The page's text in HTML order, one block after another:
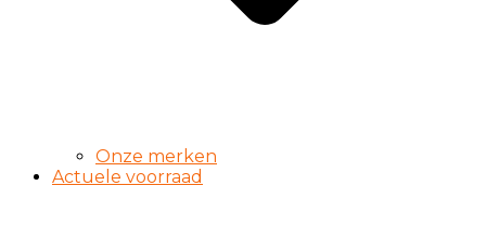
Onze merken
Actuele voorraad